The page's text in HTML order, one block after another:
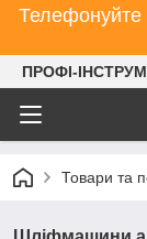
ПРОФІ-
Товари та